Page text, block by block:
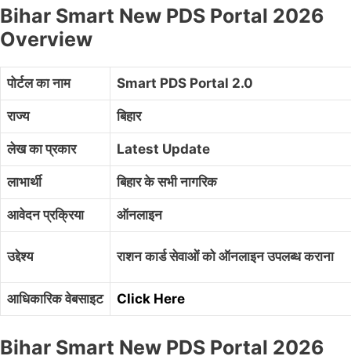
Bihar Smart New PDS Portal 2026
Overview
पोर्टल का नाम Smart PDS Portal 2.0
राज्य बिहार
लेख का प्रकार Latest Update
लाभार्थी बिहार के सभी नागरिक
आवेदन प्रक्रिया ऑनलाइन
उद्देश्य राशन कार्ड सेवाओं को ऑनलाइन उपलब्ध कराना
आधिकारिक वेबसाइट Click Here
Bihar Smart New PDS Portal 2026